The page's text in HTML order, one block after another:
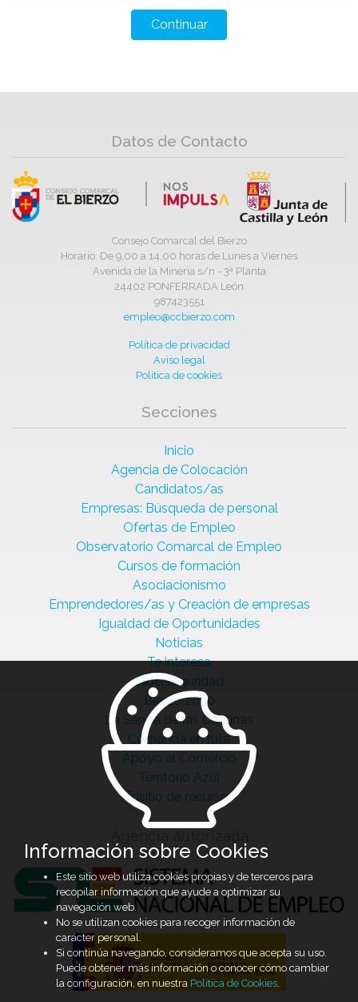
Datos de Contacto
Consejo Comarcal del Bierzo
Horario: De 9,00 a 14,00 horas de Lunes a Viernes
Avenida de la Minería s/n - 3ª Planta
24402 PONFERRADA León
987423551
empleo@ccbierzo.com
Política de privacidad
Aviso legal
Política de cookies
Secciones
Inicio
Agencia de Colocación
Candidatos/as
Empresas: Búsqueda de personal
Ofertas de Empleo
Observatorio Comarcal de Empleo
Cursos de formación
Asociacionismo
Emprendedores/as y Creación de empresas
Igualdad de Oportunidades
Noticias
Te interesa
Ciberseguridad
Bierzo 2030
La Senda de las Cantinas
Comanda en ruta
Apoyo al Comercio
Territorio Azul
Tusitio de recursos
Información sobre Cookies
Este sitio web utiliza cookies propias y de terceros para
recopilar información que ayude a optimizar su
navegación web.
No se utilizan cookies para recoger información de
carácter personal.
Si continúa navegando, consideramos que acepta su uso.
Puede obtener más información o conocer cómo cambiar
la configuración, en nuestra Política de Cookies.